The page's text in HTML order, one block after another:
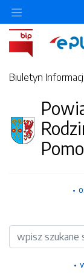
Biuletyn
Wyszukiwarka